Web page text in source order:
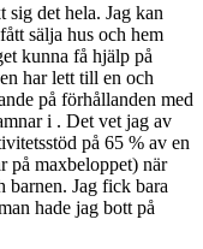
sig det hela. Jag kan
sälja hus och hem
kunna få hjälp på
har lett till en och
på förhållanden med
i . Det vet jag av
på 65 % av en
på maxbeloppet) när
Jag fick bara
hade jag bott på